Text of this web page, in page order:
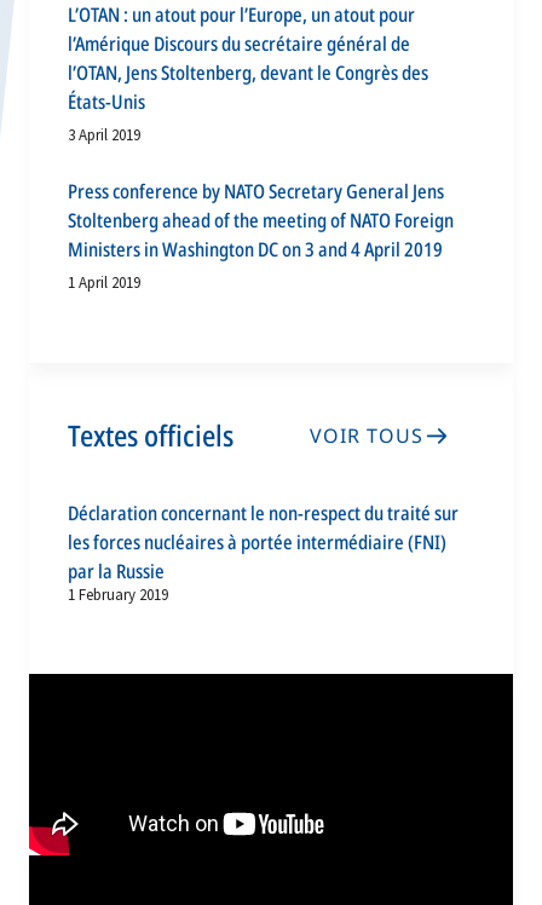
L’OTAN : un atout pour l’Europe, un atout pour
l’Amérique Discours du secrétaire général de
l’OTAN, Jens Stoltenberg, devant le Congrès des
États-Unis
3 April 2019
Press conference by NATO Secretary General Jens
Stoltenberg ahead of the meeting of NATO Foreign
Ministers in Washington DC on 3 and 4 April 2019
1 April 2019
Textes officiels VOIR TOUS
Déclaration concernant le non-respect du traité sur
les forces nucléaires à portée intermédiaire (FNI)
par la Russie
1 February 2019